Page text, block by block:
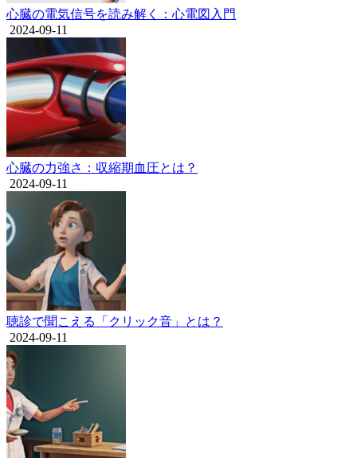
心臓の電気信号を読み解く：心電図入門
2024-09-11
心臓の力強さ：収縮期血圧とは？
2024-09-11
聴診で聞こえる「クリック音」とは？
2024-09-11